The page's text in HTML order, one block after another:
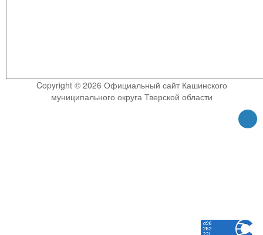
Copyright © 2026 Официальный сайт Кашинского
муниципального округа Тверской области